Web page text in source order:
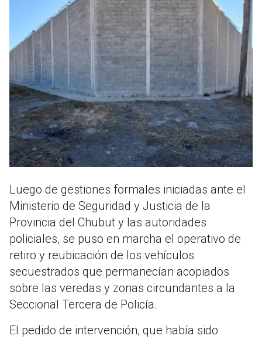
Luego de gestiones formales iniciadas ante el
Ministerio de Seguridad y Justicia de la
Provincia del Chubut y las autoridades
policiales, se puso en marcha el operativo de
retiro y reubicación de los vehículos
secuestrados que permanecían acopiados
sobre las veredas y zonas circundantes a la
Seccional Tercera de Policía.
El pedido de intervención, que había sido